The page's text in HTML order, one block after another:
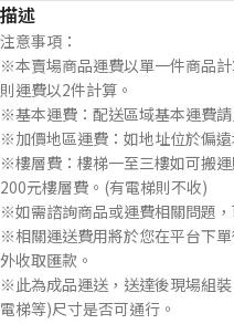
描述
注意事項：
※本賣場商品運費以單一件商品
則運費以2件計算。
※基本運費：配送區域基本運費請
※加價地區運費：如地址位於偏
※樓層費：樓梯一至三樓如可搬
200元樓層費。(有電梯則不收)
※如需諮詢商品或運費相關問題
※相關運送費用將於您在平台下
外收取匯款。
※此為成品運送，送達後現場組
電梯等)尺寸是否可通行。